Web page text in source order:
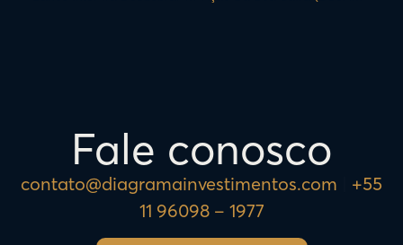
Fale conosco
contato@diagramainvestimentos.com
+55
11 96098 – 1977